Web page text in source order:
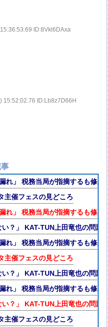
ID:8Vkl6DAxa
15:52:02.76 ID:Lb8z7D66H
れ」 税務当局が指摘するも修正
主催フェスの見どころ
れ」 税務当局が指摘するも修正
い？」 KAT-TUN上田竜也の問
れ」 税務当局が指摘するも修正
主催フェスの見どころ
い？」 KAT-TUN上田竜也の問
れ」 税務当局が指摘するも修正
い？」 KAT-TUN上田竜也の問
主催フェスの見どころ